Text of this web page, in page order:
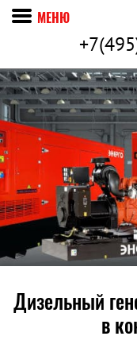
МЕНЮ
Дизельный
в